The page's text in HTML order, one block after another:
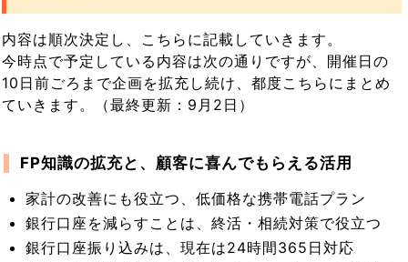
内容は順次決定し、こちらに記載していきます。
今時点で予定している内容は次の通りですが、開催日の
10日前ごろまで企画を拡充し続け、都度こちらにまとめ
ていきます。（最終更新：9月2日）
FP知識の拡充と、顧客に喜んでもらえる活用
家計の改善にも役立つ、低価格な携帯電話プラン
銀行口座を減らすことは、終活・相続対策で役立つ
銀行口座振り込みは、現在は24時間365日対応